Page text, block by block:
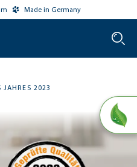
Made in Germany
JAHRES 2023